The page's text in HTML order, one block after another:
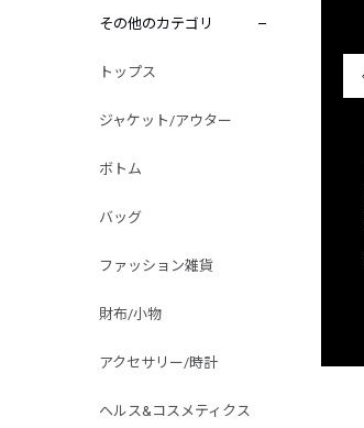
その他のカテゴリ
トップス
ジャケット/アウター
ボトム
バッグ
ファッション雑貨
財布/小物
アクセサリー/時計
ヘルス&コスメティクス
別注限定 ピグメントダイ バックプリント サーフ
プリントTシャツ